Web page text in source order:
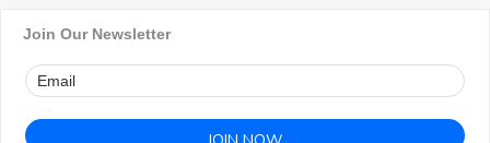
Join Our Newsletter